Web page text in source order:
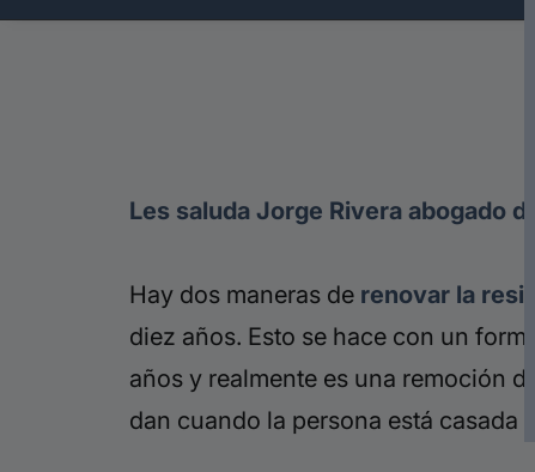
Les saluda Jorge Rivera abogado
Hay dos maneras de renovar la
diez años. Esto se hace con un
años y realmente es una remoción
dan cuando la persona está casada